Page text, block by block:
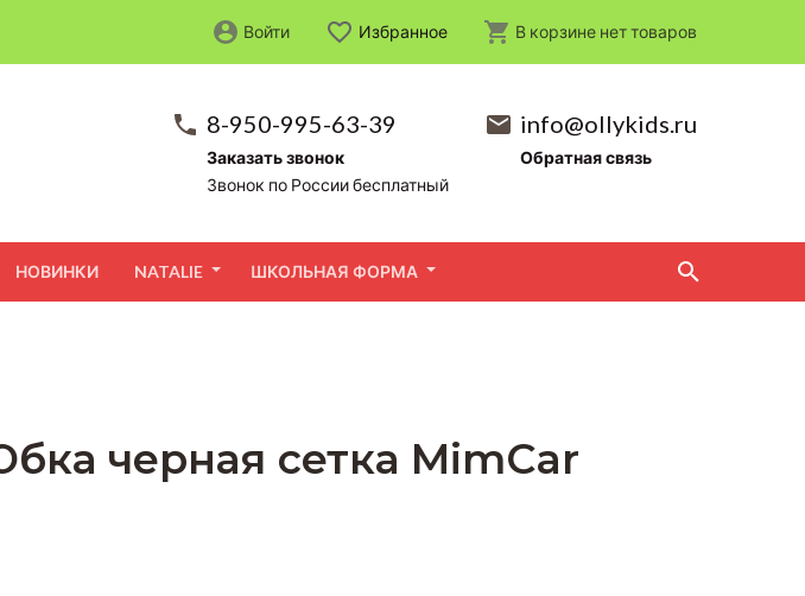
8-950-995-63-39
Заказать звонок
Звонок по России бесплатный
info@ollykids.ru
Обратная связь
НОВИНКИ NATALIE ШКОЛЬНАЯ ФОРМА
Войти Избранное В корзине неттоваров
черная сетка MimCar